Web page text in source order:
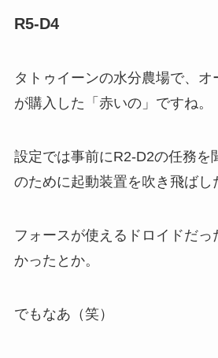
R5-D4
タトゥイーンの水分農場で、
が購入した「赤いの」ですね。
設定では事前にR2-D2の任務を
のために起動装置を吹き飛ばし
フォースが使えるドロイドだっ
かったとか。
でもなあ（笑）